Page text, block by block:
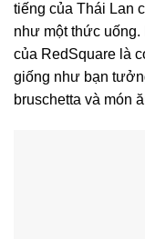
tiếng của Thái Lan
như một thức
của RedSquare là
giống như bạn
bruschetta và món